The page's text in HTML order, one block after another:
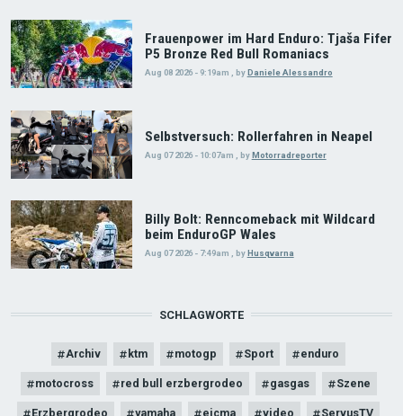
Frauenpower im Hard Enduro: Tjaša Fifer
P5 Bronze Red Bull Romaniacs
Aug 08 2026 - 9:19am byDaniele Alessandro
Selbstversuch: Rollerfahren in Neapel
Aug 07 2026 - 10:07am byMotorradreporter
Billy Bolt: Renncomeback mit Wildcard
beim EnduroGP Wales
Aug 07 2026 - 7:49am , byHusqvarna
SCHLAGWORTE
Archiv ktm motogp Sport enduro
motocross red bull erzbergrodeo gasgas Szene
Erzbergrodeo yamaha eicma video ServusTV